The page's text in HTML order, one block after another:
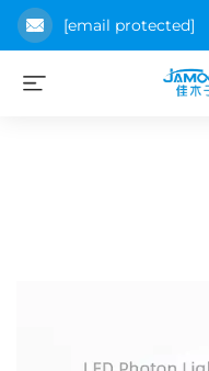
[email protected]